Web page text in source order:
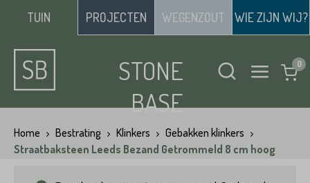
TUIN PROJECTEN WEGENZOUT WIE ZIJN WIJ?
STONE
BASE
Home Bestrating Klinkers
Gebakken klinkers
Straatbaksteen Leeds Bezand Getrommeld 8 cm hoog